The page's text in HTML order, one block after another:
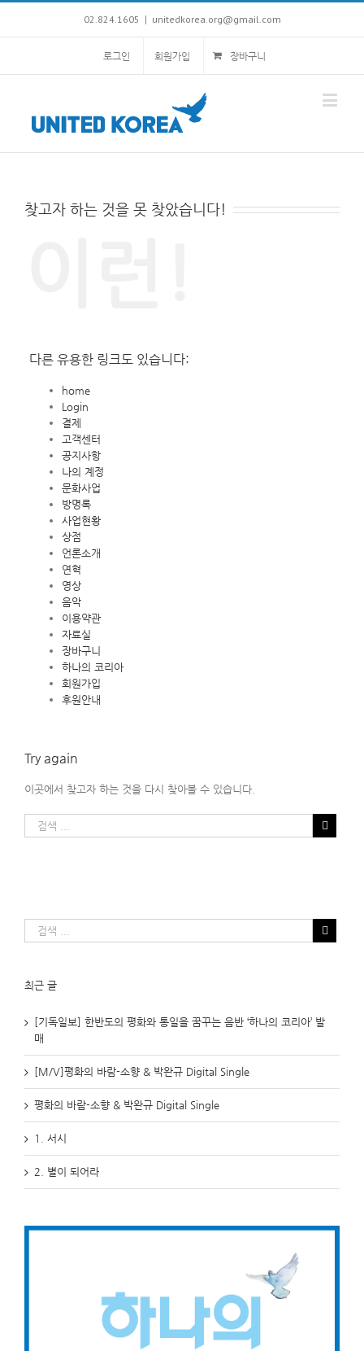
02.824.1605 unitedkorea.org@gmail.com
로그인 회원가입 장바구니
찾고자 하는 것을 못 찾았습니다!
다른 유용한 링크도 있습니다:
home
Login
결제
고객센터
공지사항
나의 계정
문화사업
방명록
사업현황
상점
언론소개
연혁
영상
음악
이용약관
자료실
장바구니
하나의 코리아
회원가입
후원안내
Try again
이곳에서 찾고자 하는 것을 다시 찾아볼 수 있습니다.
최근 글
[기독일보] 한반도의 평화와 통일을 꿈꾸는 음반 ‘하나의 코리아’ 발
매
[M/V]평화의 바람-소향 & 박완규 Digital Single
평화의 바람-소향 & 박완규 Digital Single
1. 서시
2. 별이 되어라